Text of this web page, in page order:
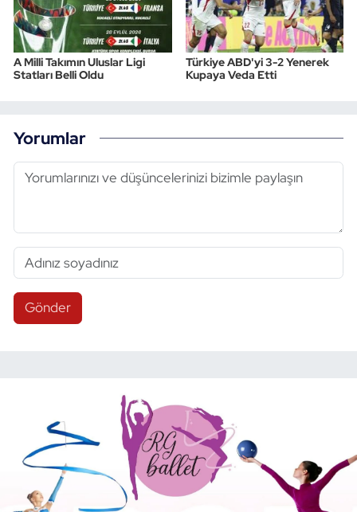
A Milli Takımın Uluslar Ligi
Statları Belli Oldu
Türkiye ABD'yi 3-2 Yenerek
Kupaya Veda Etti
Yorumlar
Gönder